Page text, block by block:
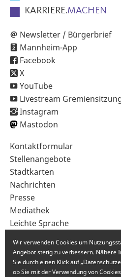
KARRIERE.MACHEN
Newsletter / Bürgerbrief
Mannheim-App
Facebook
X
YouTube
Livestream
Instagram
Mastodon
Sekundärnavigation
im
Fußbereich
Kontaktformular
Stellenangebote
Stadtkarten
Nachrichten
Presse
Mediathek
Leichte Sprache
Wir verwenden Cookies um
Angebot stetig zu verbessern. Nähere
Sie durch einen Klick auf
ob Sie mit der Verwendung von